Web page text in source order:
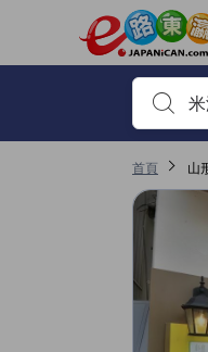
輸入住宿
首頁 山